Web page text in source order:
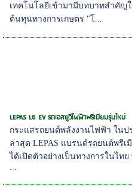
เทคโนโลยีเข้ามามีบทบาทสำคัญ
ต้นทุนทางการเกษตร "โ...
LEPAS L6 EV รถเอสยูวีไฟฟ้าพรีเมียมรุ่นใหม่
กระแสรถยนต์พลังงานไฟฟ้า ในป
ล่าสุด LEPAS แบรนด์รถยนต์พรีเ
ได้เปิดตัวอย่างเป็นทางการในไท